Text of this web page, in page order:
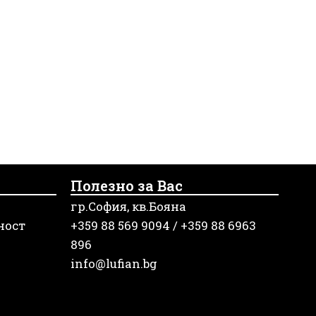
Полезно за Вас
гр.София, кв.Бояна
+359 88 569 9094 / +359 88 6963
896
info@lufian.bg